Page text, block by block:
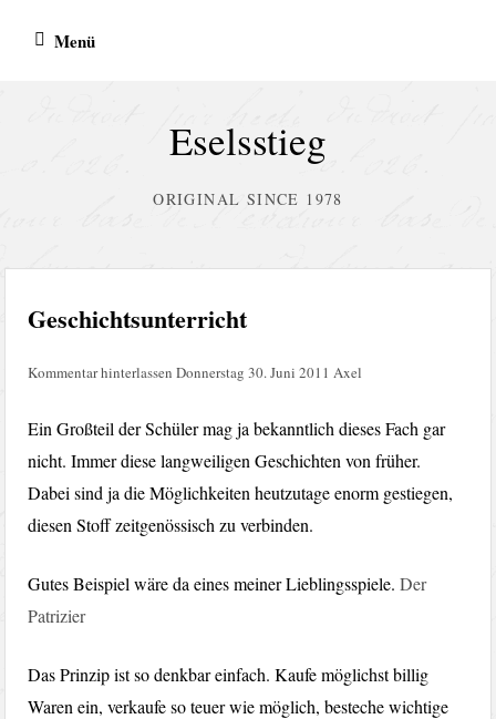
Inhalt Menü
Eselsstieg
ORIGINAL SINCE 1978
Geschichtsunterricht
Kommentar hinterlassen Donnerstag 30. Juni 2011 Axel
Ein Großteil der Schüler mag ja bekanntlich dieses Fach gar
nicht. Immer diese langweiligen Geschichten von früher.
Dabei sind ja die Möglichkeiten heutzutage enorm gestiegen,
diesen Stoff zeitgenössisch zu verbinden.
Gutes Beispiel wäre da eines meiner Lieblingsspiele.Der
Patrizier
Das Prinzip ist so denkbar einfach. Kaufe möglichst billig
Waren ein, verkaufe so teuer wie möglich, besteche wichtige